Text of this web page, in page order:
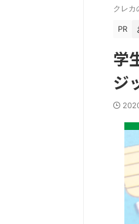
クレカ
PR
学
ジ